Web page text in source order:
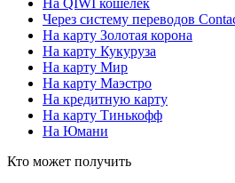
На QIWI кошелёк
Через систему переводов
На карту Золотая корона
На карту Кукуруза
На карту Мир
На карту Маэстро
На кредитную карту
На карту Тинькофф
На Юмани
Кто может получить